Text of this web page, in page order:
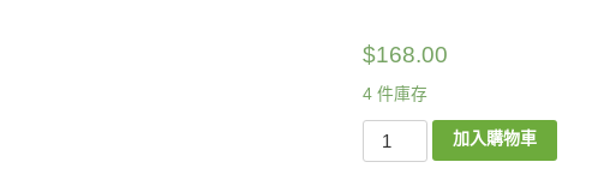
$168.00
4 件庫存
加入購物車